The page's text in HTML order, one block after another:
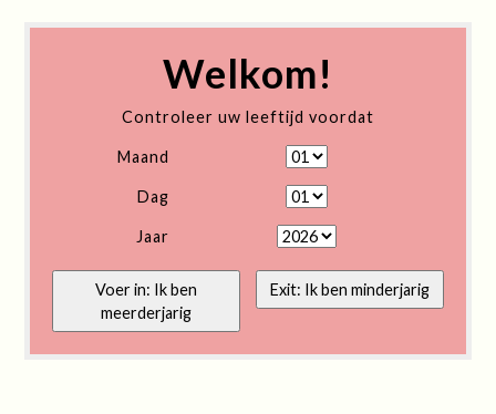
Welkom!
Controleer uw leeftijd voordat
Maand
Dag
Jaar